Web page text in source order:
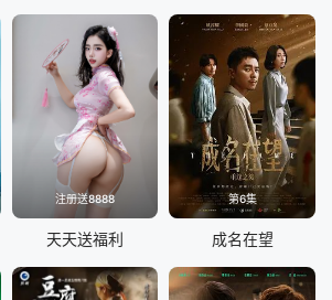
注册送8888
天天送福利
第6集
成名在望